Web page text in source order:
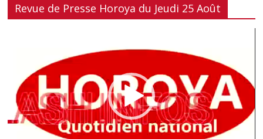
Revue de Presse Horoya du Jeudi 25 Août